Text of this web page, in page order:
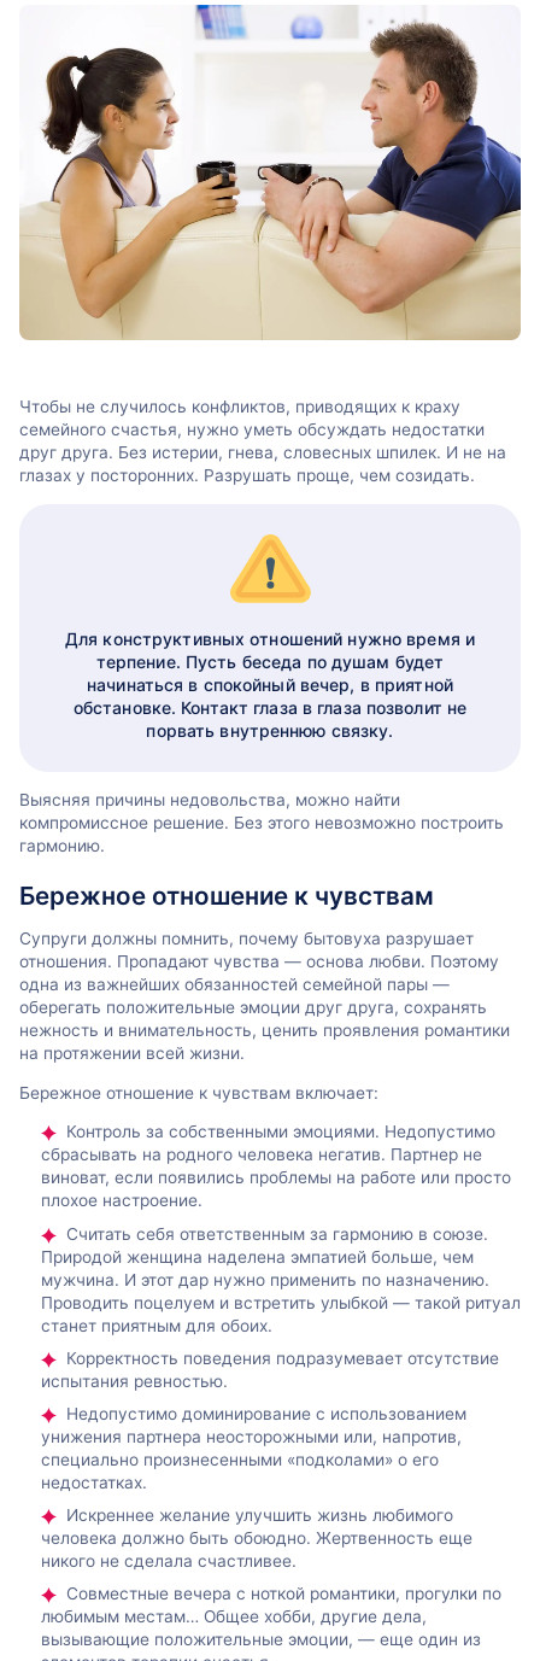
Чтобы не случилось конфликтов, приводящих к краху
семейного счастья, нужно уметь обсуждать недостатки
друг друга. Без истерии, гнева, словесных шпилек. И не на
глазах у посторонних. Разрушать проще, чем созидать.
Для конструктивных отношений нужно время и
терпение. Пусть беседа по душам будет
начинаться в спокойный вечер, в приятной
обстановке. Контакт глаза в глаза позволит не
порвать внутреннюю связку.
Выясняя причины недовольства, можно найти
компромиссное решение. Без этого невозможно построить
гармонию.
Бережное отношение к чувствам
Супруги должны помнить, почему бытовуха разрушает
отношения. Пропадают чувства — основа любви. Поэтому
одна из важнейших обязанностей семейной пары —
оберегать положительные эмоции друг друга, сохранять
нежность и внимательность, ценить проявления романтики
на протяжении всей жизни.
Бережное отношение к чувствам включает:
Контроль за собственными эмоциями. Недопустимо
сбрасывать на родного человека негатив. Партнер не
виноват, если появились проблемы на работе или просто
плохое настроение.
Считать себя ответственным за гармонию в союзе.
Природой женщина наделена эмпатией больше, чем
мужчина. И этот дар нужно применить по назначению.
Проводить поцелуем и встретить улыбкой — такой ритуал
станет приятным для обоих.
Корректность поведения подразумевает отсутствие
испытания ревностью.
Недопустимо доминирование с использованием
унижения партнера неосторожными или, напротив,
специально произнесенными «подколами» о его
недостатках.
Искреннее желание улучшить жизнь любимого
человека должно быть обоюдно. Жертвенность еще
никого не сделала счастливее.
Совместные вечера с ноткой романтики, прогулки по
любимым местам… Общее хобби, другие дела,
вызывающие положительные эмоции, — еще один из